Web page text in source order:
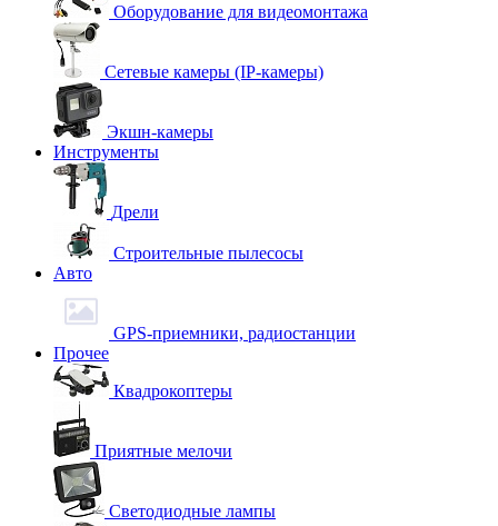
Оборудование для видеомонтажа
Сетевые камеры (IP-камеры)
Экшн-камеры
Инструменты
Дрели
Строительные пылесосы
Авто
GPS-приемники, радиостанции
Прочее
Квадрокоптеры
Приятные мелочи
Светодиодные лампы